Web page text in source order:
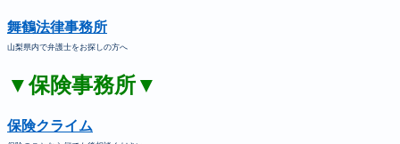
舞鶴法律事務所
山梨県内で弁護士をお探しの方へ
▼保険事務所▼
保険クライム